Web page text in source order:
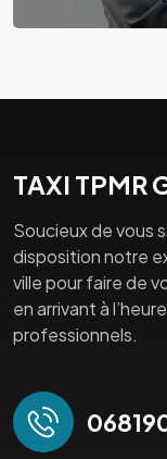
TAXI TPMR
Soucieux de vous
disposition notre
ville pour faire de
en arrivant à
professionnels.